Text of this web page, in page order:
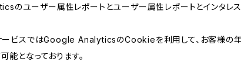
のユーザー属性レポートとユーザー属性レポートとインタレス
ービスではGoogle AnalyticsのCookieを利用して、お客様の
能となっております。